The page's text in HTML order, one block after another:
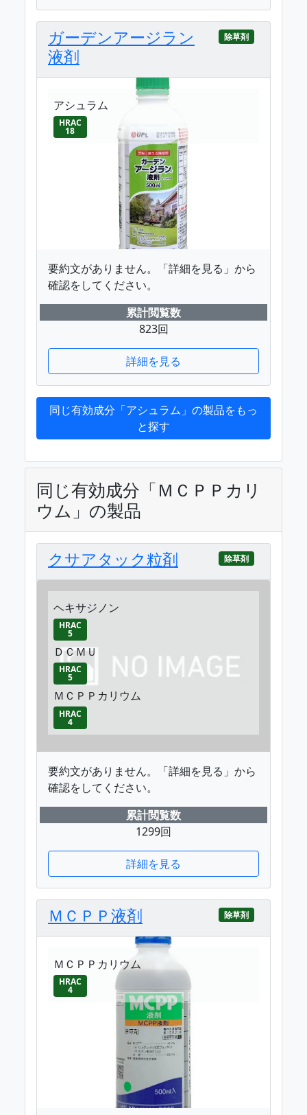
ガーデンアージラン
液剤
除草剤
アシュラム
HRAC
18
要約文がありません。「詳細を見る」から
確認をしてください。
累計閲覧数
823回
詳細を見る
同じ有効成分「アシュラム」の製品をもっ
と探す
同じ有効成分「ＭＣＰＰカリ
ウム」の製品
クサアタック粒剤 除草剤
ヘキサジノン
HRAC
5
ＤＣＭＵ
HRAC
5
ＭＣＰＰカリウム
HRAC
4
要約文がありません。「詳細を見る」から
確認をしてください。
累計閲覧数
1299回
詳細を見る
ＭＣＰＰ液剤 除草剤
ＭＣＰＰカリウム
HRAC
4